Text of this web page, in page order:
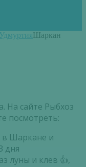
Шаркан
На сайте Рыбхоз
посмотреть:
в Шаркане и
дня
луны и клёв 👍,